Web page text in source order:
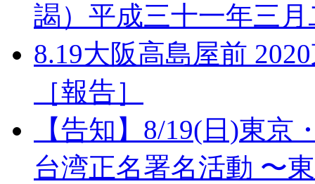
謁）平成三十一年三
8.19大阪高島屋前
［報告］
【告知】8/19(日)東京
台湾正名署名活動 〜